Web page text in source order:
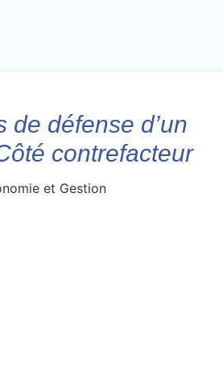
de défense d’un
contrefacteur
et Gestion